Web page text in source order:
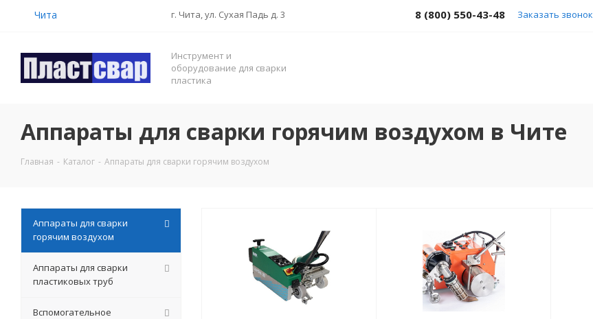
Чита г. Чита, ул. Сухая Падь д. 3 8 (800) 550-43-48 Заказать звонок
Инструмент и
оборудование для сварки
пластика
Аппараты для сварки горячим воздухом в Чите
Главная - Каталог - Аппараты для сварки горячим воздухом
Аппараты для сварки
горячим воздухом
Аппараты для сварки
пластиковых труб
Вспомогательное